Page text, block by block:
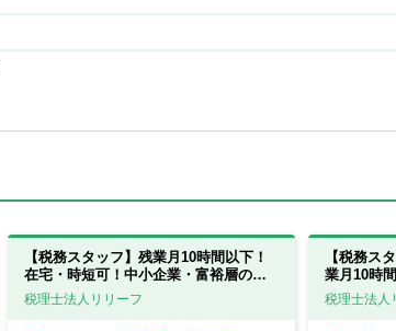
【税務スタッフ】残業月10時間以下！
在宅・時短可！中小企業・富裕層のコ
ンサルティングに強み！
税理士法人リリーフ
【税務ス
業月10時
サルティ
税理士法人